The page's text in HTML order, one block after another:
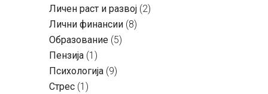
Личен раст и развој (2)
Лични финансии (8)
Образование (5)
Пензија (1)
Психологија (9)
Стрес (1)